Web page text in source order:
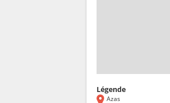
Légende
Azas